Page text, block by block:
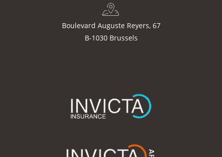
Boulevard Auguste Reyers, 67
B-1030 Brussels